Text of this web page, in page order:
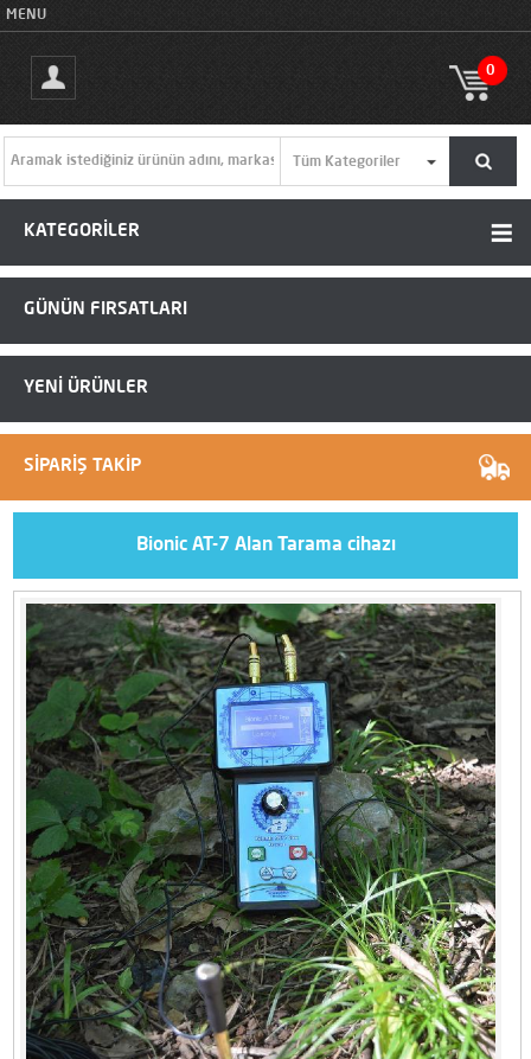
MENU
0
KATEGORİLER
GÜNÜN FIRSATLARI
YENİ ÜRÜNLER
SİPARİŞ TAKİP
Bionic AT-7 Alan Tarama cihazı